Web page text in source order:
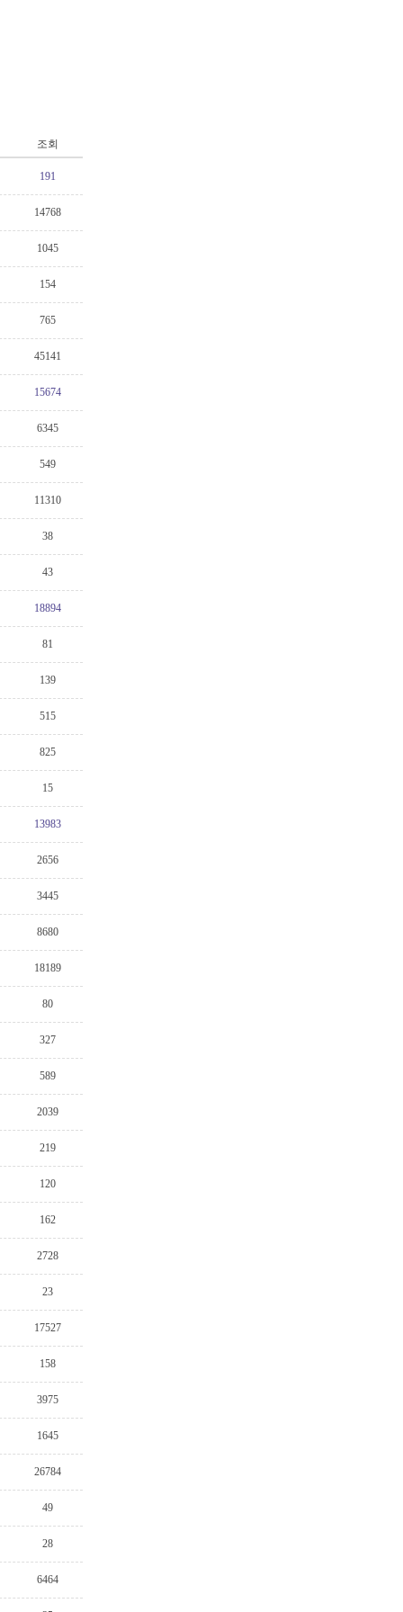
조회
191
14768
1045
154
765
45141
15674
6345
549
11310
38
43
18894
81
139
515
825
15
13983
2656
3445
8680
18189
80
327
589
2039
219
120
162
2728
23
17527
158
3975
1645
26784
49
28
6464